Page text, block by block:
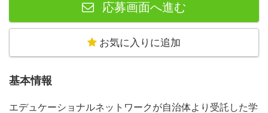
応募画面へ進む
お気に入りに追加
基本情報
エデュケーショナルネットワークが自治体より受託した学